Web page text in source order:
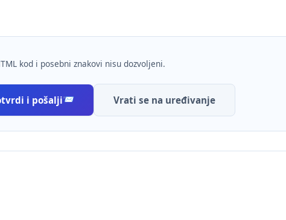
kod i posebni znakovi nisu dozvoljeni.
i pošalji Vrati se na uređivanje